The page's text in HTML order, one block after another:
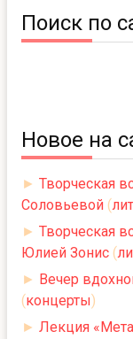
Поиск по
Новое на
► Творческая
Соловьевой (
► Творческая
Юлией Зонис (
► Вечер
(концерты)
► Лекция